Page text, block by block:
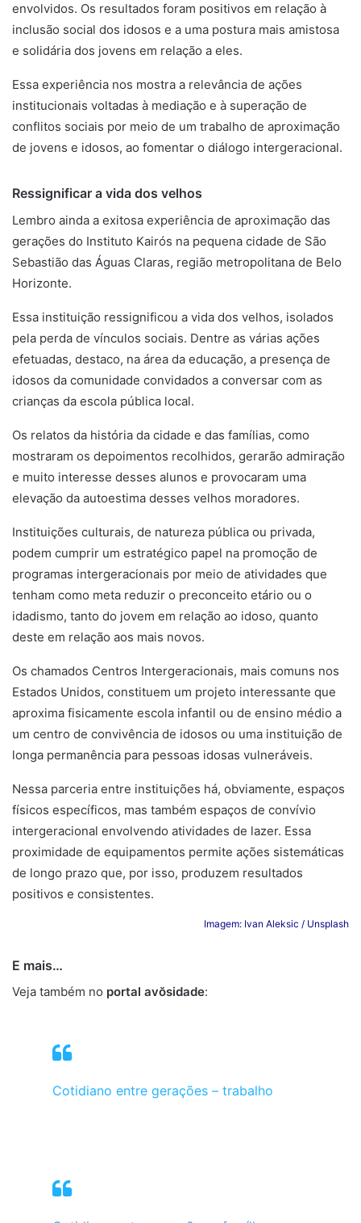
envolvidos. Os resultados foram positivos em relação à
inclusão social dos idosos e a uma postura mais amistosa
e solidária dos jovens em relação a eles.
Essa experiência nos mostra a relevância de ações
institucionais voltadas à mediação e à superação de
conflitos sociais por meio de um trabalho de aproximação
de jovens e idosos, ao fomentar o diálogo intergeracional.
Ressignificar a vida dos velhos
Lembro ainda a exitosa experiência de aproximação das
gerações do Instituto Kairós na pequena cidade de São
Sebastião das Águas Claras, região metropolitana de Belo
Horizonte.
Essa instituição ressignificou a vida dos velhos, isolados
pela perda de vínculos sociais. Dentre as várias ações
efetuadas, destaco, na área da educação, a presença de
idosos da comunidade convidados a conversar com as
crianças da escola pública local.
Os relatos da história da cidade e das famílias, como
mostraram os depoimentos recolhidos, gerarão admiração
e muito interesse desses alunos e provocaram uma
elevação da autoestima desses velhos moradores.
Instituições culturais, de natureza pública ou privada,
podem cumprir um estratégico papel na promoção de
programas intergeracionais por meio de atividades que
tenham como meta reduzir o preconceito etário ou o
idadismo, tanto do jovem em relação ao idoso, quanto
deste em relação aos mais novos.
Os chamados Centros Intergeracionais, mais comuns nos
Estados Unidos, constituem um projeto interessante que
aproxima fisicamente escola infantil ou de ensino médio a
um centro de convivência de idosos ou uma instituição de
longa permanência para pessoas idosas vulneráveis.
Nessa parceria entre instituições há, obviamente, espaços
físicos específicos, mas também espaços de convívio
intergeracional envolvendo atividades de lazer. Essa
proximidade de equipamentos permite ações sistemáticas
de longo prazo que, por isso, produzem resultados
positivos e consistentes.
Imagem: Ivan Aleksic / Unsplash
E mais…
Veja também no portal avŏsidade:
Cotidiano entre gerações – trabalho